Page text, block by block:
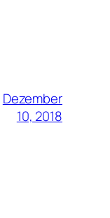
Dezember
10, 2018